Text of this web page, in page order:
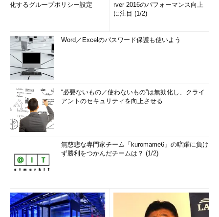
化するグループポリシー設定
rver 2016のパフォーマンス向上
に注目 (1/2)
Word／Excelのパスワード保護も使いよう
“必要ないもの／使わないもの”は無効化し、クライ
アントのセキュリティを向上させる
無慈悲な専門家チーム「kuromame6」の暗躍に負け
ず勝利をつかんだチームは？ (1/2)